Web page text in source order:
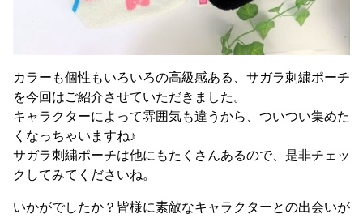
カラーも個性もいろいろの高級感ある、サガラ刺繍ポーチ
を今回はご紹介させていただきました。
キャラクターによって雰囲気も違うから、ついつい集めた
くなっちゃいますね♪
サガラ刺繍ポーチは他にもたくさんあるので、是非チェッ
クしてみてくださいね。
いかがでしたか？皆様に素敵なキャラクターとの出会いが